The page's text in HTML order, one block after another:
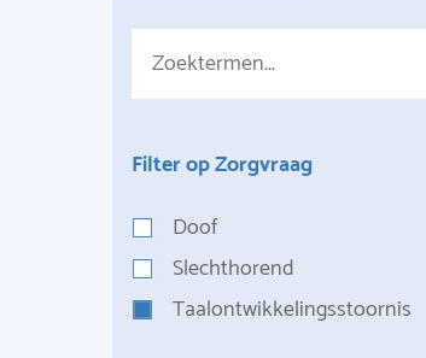
Filter op Zorgvraag
Doof
Slechthorend
Taalontwikkelingsstoornis